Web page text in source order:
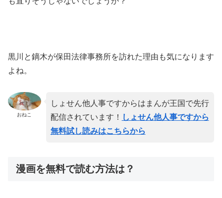
黒川と鏑木が保田法律事務所を訪れた理由も気になります
よね。
おねこ
しょせん他人事ですからはまんが王国で先行
配信されています！ しょせん他人事ですから
無料試し読みはこちらから
漫画を無料で読む方法は？